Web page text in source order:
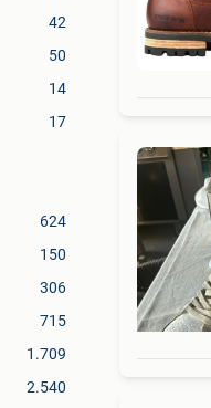
42
50
14
17
624
150
306
715
1.709
2.540